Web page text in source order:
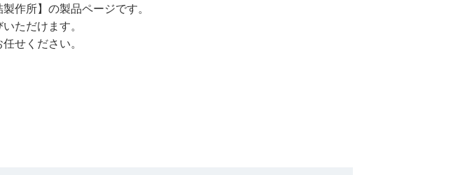
作所】の製品ページです。
ただけます。
せください。